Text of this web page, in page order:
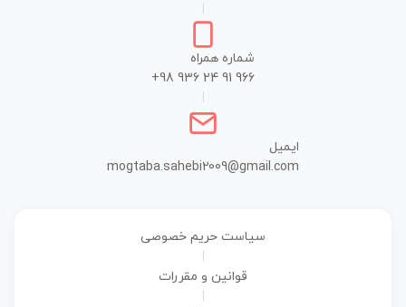
شماره همراه
+98 936 24 91 966
ایمیل
mogtaba.sahebi2009@gmail.com
سیاست حریم خصوصی
قوانین و مقررات